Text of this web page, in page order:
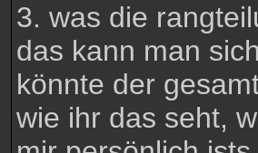
3. was die
das kann man
könnte der
wie ihr das seht,